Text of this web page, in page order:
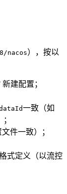
nacos），按以
建配置；
一致（如
；
文件一致）；
式定义（以流控